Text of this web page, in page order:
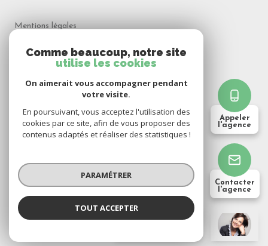
CIME Transactions
Appeler
l'agence
Contacter
l'agence
Mentions légales
Admin
Cookies
© 2026 | Tous droits réservés
Réalisé par
Comme beaucoup, notre site
utilise les cookies
On aimerait vous accompagner pendant
votre visite.
En poursuivant, vous acceptez l'utilisation des
cookies par ce site, afin de vous proposer des
contenus adaptés et réaliser des statistiques !
PARAMÉTRER
TOUT ACCEPTER